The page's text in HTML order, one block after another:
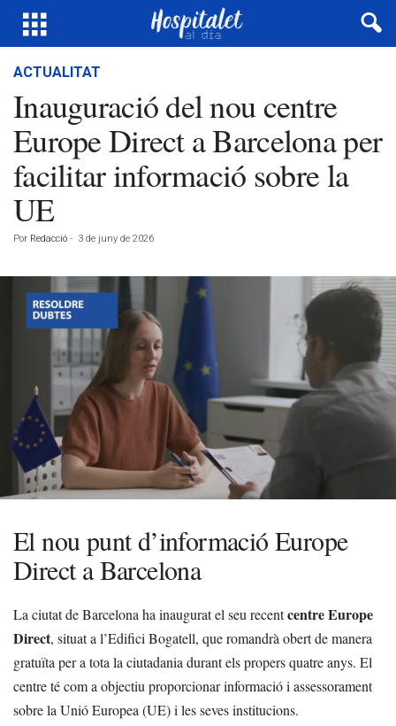
ACTUALITAT
Inauguració del nou centre
Europe Direct a Barcelona per
facilitar informació sobre la
UE
Por Redacció - 3 de juny de 2026
El nou punt d’informació Europe
Direct a Barcelona
La ciutat de Barcelona ha inaugurat el seu recentcentre Europe
Direct, situat a l’Edifici Bogatell, que romandrà obert de manera
gratuïta per a tota la ciutadania durant els propers quatre anys. El
centre té com a objectiu proporcionar informació i assessorament
sobre la Unió Europea (UE) i les seves institucions.